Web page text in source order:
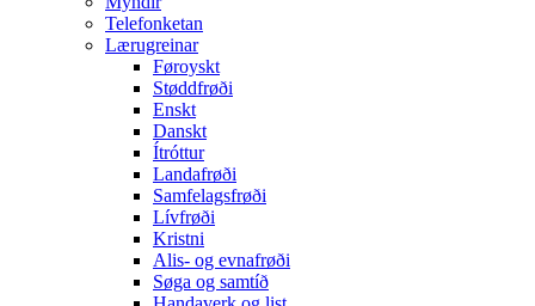
Telefonketan
Lærugreinar
Føroyskt
Støddfrøði
Enskt
Danskt
Ítróttur
Landafrøði
Samfelagsfrøði
Lívfrøði
Kristni
Alis- og evnafrøði
Søga og samtíð